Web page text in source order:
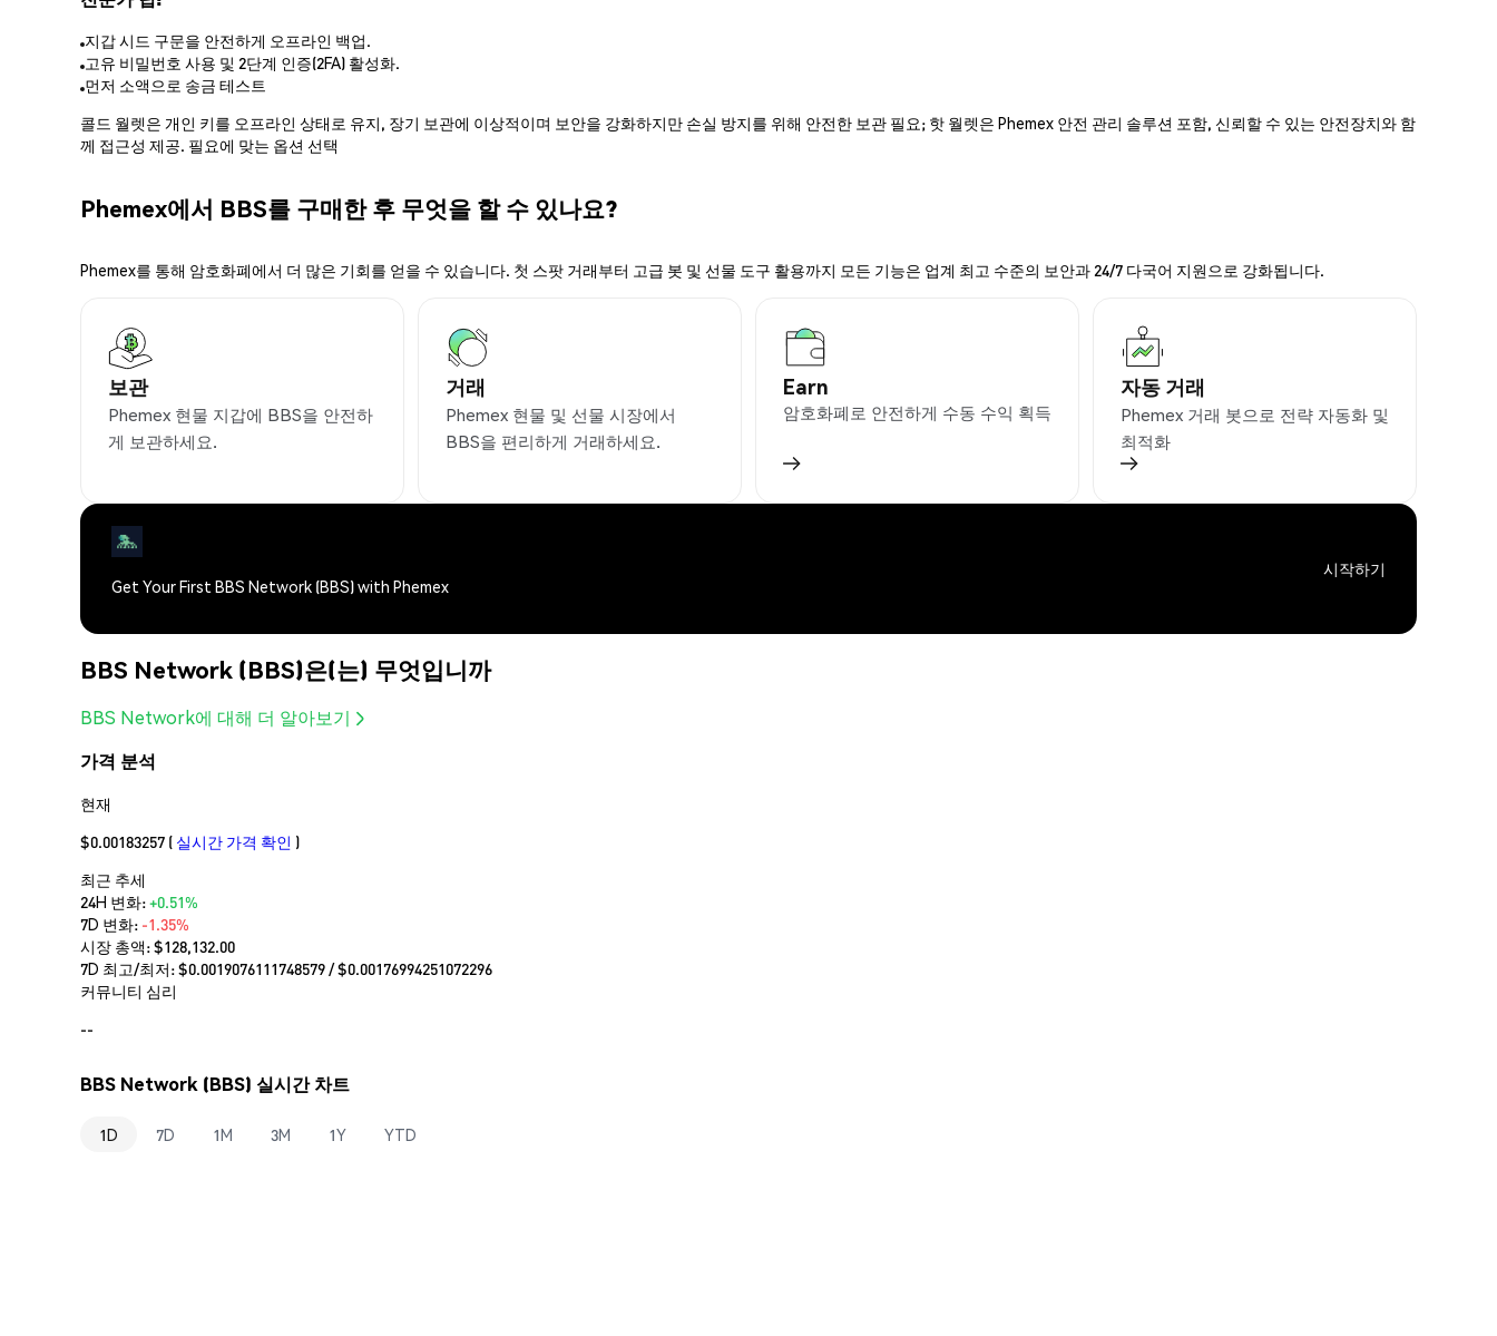
지갑 시드 구문을 안전하게 오프라인 백업.
고유 비밀번호 사용 및 2단계 인증(2FA) 활성화.
먼저 소액으로 송금 테스트
콜드 월렛은 개인 키를 오프라인 상태로 유지, 장기 보관에 이상적이며 보안을 강화하지만 손실 방지를 위해 안전한 보관 필요; 핫 월렛은 Phemex 안전 관리 솔루션 포함, 신뢰할 수 있는 안전장치와 함
께 접근성 제공. 필요에 맞는 옵션 선택
Phemex에서 BBS를 구매한 후 무엇을 할 수 있나요?
Phemex를 통해 암호화폐에서 더 많은 기회를 얻을 수 있습니다. 첫 스팟 거래부터 고급 봇 및 선물 도구 활용까지 모든 기능은 업계 최고 수준의 보안과 24/7 다국어 지원으로 강화됩니다.
보관
Phemex 현물 지갑에 BBS을 안전하
게 보관하세요.
거래
Phemex 현물 및 선물 시장에서
BBS을 편리하게 거래하세요.
Earn
암호화폐로 안전하게 수동 수익 획득
자동 거래
Phemex 거래 봇으로 전략 자동화 및
최적화
Get Your First BBS Network (BBS) with Phemex
시작하기
BBS Network (BBS)은(는) 무엇입니까
BBS Network에 대해 더 알아보기
가격 분석
현재
$0.00183257 ( 실시간 가격 확인 )
최근 추세
24H 변화:+0.51%
7D 변화: -1.35%
시장 총액:$128,132.00
7D 최고/최저: $0.0019076111748579/ $0.00176994251072296
커뮤니티 심리
--
BBS Network (BBS) 실시간 차트
1D 7D 1M 3M 1Y YTD